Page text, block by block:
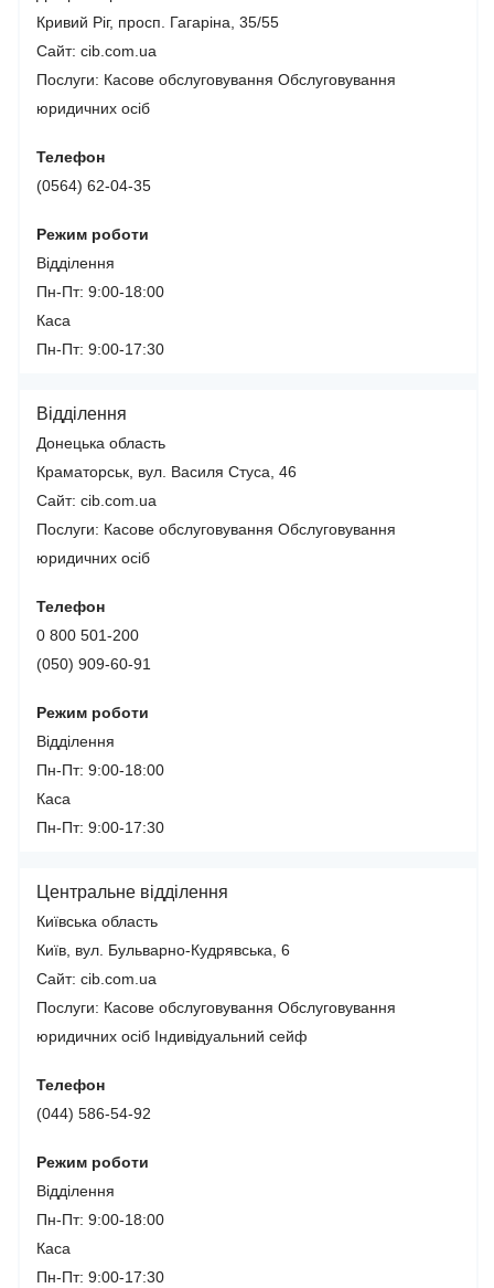
Кривий Ріг, просп. Гагаріна, 35/55
Сайт: cib.com.ua
Послуги: Касове обслуговування Обслуговування
юридичних осіб
Телефон
(0564) 62-04-35
Режим роботи
Відділення
Пн-Пт: 9:00-18:00
Каса
Пн-Пт: 9:00-17:30
Відділення
Донецька область
Краматорськ, вул. Василя Стуса, 46
Сайт: cib.com.ua
Послуги: Касове обслуговування Обслуговування
юридичних осіб
Телефон
0 800 501-200
(050) 909-60-91
Режим роботи
Відділення
Пн-Пт: 9:00-18:00
Каса
Пн-Пт: 9:00-17:30
Центральне відділення
Київська область
Київ, вул. Бульварно-Кудрявська, 6
Сайт: cib.com.ua
Послуги: Касове обслуговування Обслуговування
юридичних осіб Індивідуальний сейф
Телефон
(044) 586-54-92
Режим роботи
Відділення
Пн-Пт: 9:00-18:00
Каса
Пн-Пт: 9:00-17:30